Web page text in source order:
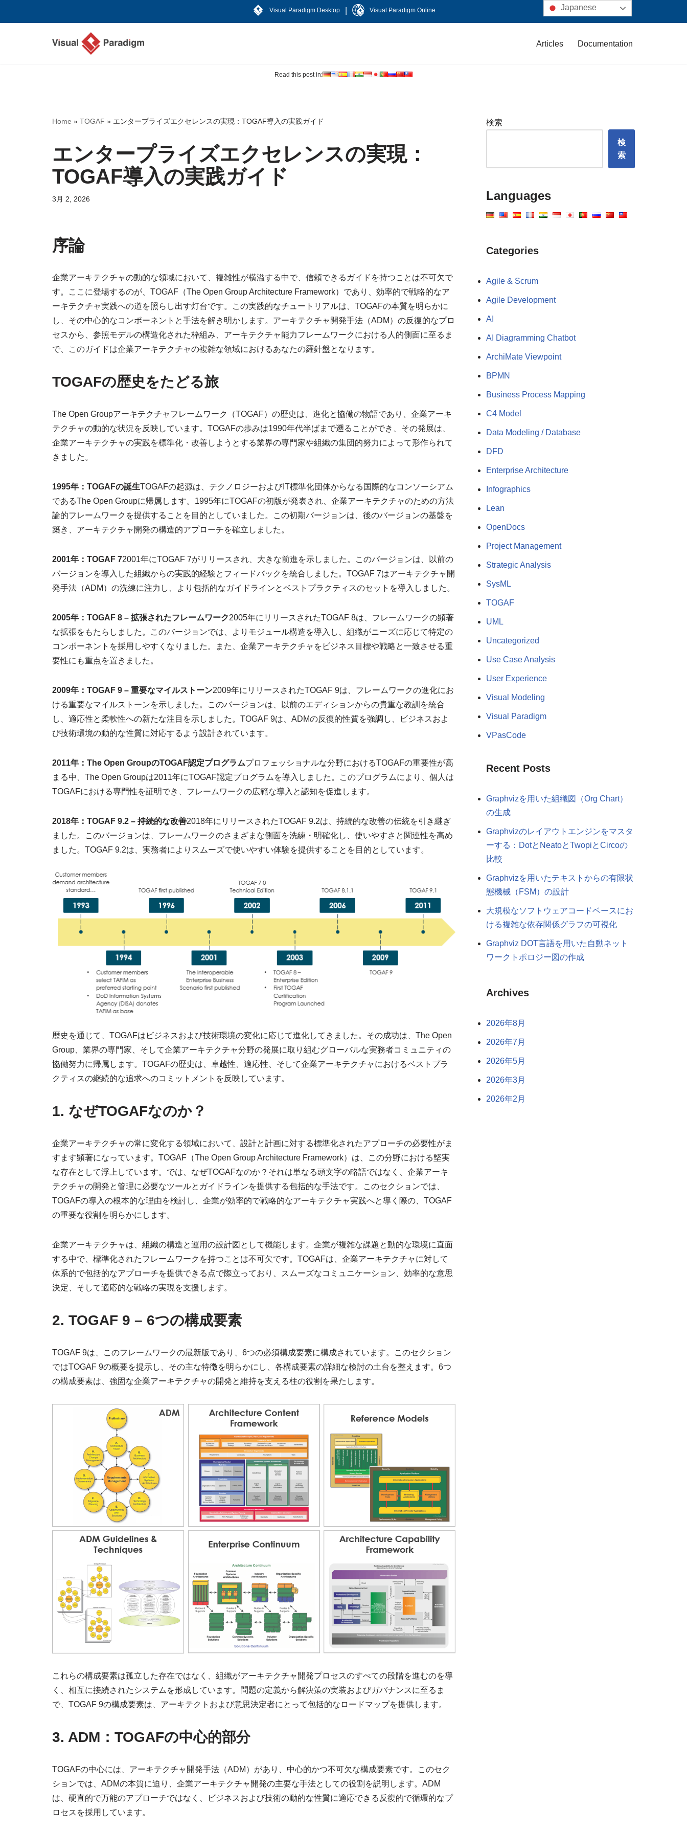
Visual Paradigm Desktop Visual Paradigm Online
Articles Documentation
Read this post in:
Home » TOGAF » エンタープライズエクセレンスの実現：TOGAF導入の実践ガイド
エンタープライズエクセレンスの実現：
TOGAF導入の実践ガイド
3月 2, 2026
序論
企業アーキテクチャの動的な領域において、複雑性が横溢する中で、信頼できるガイドを持つことは不可欠で
す。ここに登場するのが、TOGAF（The Open Group Architecture Framework）であり、効率的で戦略的なア
ーキテクチャ実践への道を照らし出す灯台です。この実践的なチュートリアルは、TOGAFの本質を明らかに
し、その中心的なコンポーネントと手法を解き明かします。アーキテクチャ開発手法（ADM）の反復的なプロ
セスから、参照モデルの構造化された枠組み、アーキテクチャ能力フレームワークにおける人的側面に至るま
で、このガイドは企業アーキテクチャの複雑な領域におけるあなたの羅針盤となります。
TOGAFの歴史をたどる旅
The Open Groupアーキテクチャフレームワーク（TOGAF）の歴史は、進化と協働の物語であり、企業アーキ
テクチャの動的な状況を反映しています。TOGAFの歩みは1990年代半ばまで遡ることができ、その発展は、
企業アーキテクチャの実践を標準化・改善しようとする業界の専門家や組織の集団的努力によって形作られて
きました。
1995年：TOGAFの誕生TOGAFの起源は、テクノロジーおよびIT標準化団体からなる国際的なコンソーシアム
であるThe Open Groupに帰属します。1995年にTOGAFの初版が発表され、企業アーキテクチャのための方法
論的フレームワークを提供することを目的としていました。この初期バージョンは、後のバージョンの基盤を
築き、アーキテクチャ開発の構造的アプローチを確立しました。
2001年：TOGAF 72001年にTOGAF 7がリリースされ、大きな前進を示しました。このバージョンは、以前の
バージョンを導入した組織からの実践的経験とフィードバックを統合しました。TOGAF 7はアーキテクチャ開
発手法（ADM）の洗練に注力し、より包括的なガイドラインとベストプラクティスのセットを導入しました。
2005年：TOGAF 8 – 拡張されたフレームワーク2005年にリリースされたTOGAF 8は、フレームワークの顕著
な拡張をもたらしました。このバージョンでは、よりモジュール構造を導入し、組織がニーズに応じて特定の
コンポーネントを採用しやすくなりました。また、企業アーキテクチャをビジネス目標や戦略と一致させる重
要性にも重点を置きました。
2009年：TOGAF 9 – 重要なマイルストーン2009年にリリースされたTOGAF 9は、フレームワークの進化にお
ける重要なマイルストーンを示しました。このバージョンは、以前のエディションからの貴重な教訓を統合
し、適応性と柔軟性への新たな注目を示しました。TOGAF 9は、ADMの反復的性質を強調し、ビジネスおよ
び技術環境の動的な性質に対応するよう設計されています。
2011年：The Open GroupのTOGAF認定プログラムプロフェッショナルな分野におけるTOGAFの重要性が高
まる中、The Open Groupは2011年にTOGAF認定プログラムを導入しました。このプログラムにより、個人は
TOGAFにおける専門性を証明でき、フレームワークの広範な導入と認知を促進します。
2018年：TOGAF 9.2 – 持続的な改善2018年にリリースされたTOGAF 9.2は、持続的な改善の伝統を引き継ぎ
ました。このバージョンは、フレームワークのさまざまな側面を洗練・明確化し、使いやすさと関連性を高め
ました。TOGAF 9.2は、実務者によりスムーズで使いやすい体験を提供することを目的としています。
歴史を通じて、TOGAFはビジネスおよび技術環境の変化に応じて進化してきました。その成功は、The Open
Group、業界の専門家、そして企業アーキテクチャ分野の発展に取り組むグローバルな実務者コミュニティの
協働努力に帰属します。TOGAFの歴史は、卓越性、適応性、そして企業アーキテクチャにおけるベストプラ
クティスの継続的な追求へのコミットメントを反映しています。
1. なぜTOGAFなのか？
企業アーキテクチャの常に変化する領域において、設計と計画に対する標準化されたアプローチの必要性がま
すます顕著になっています。TOGAF（The Open Group Architecture Framework）は、この分野における堅実
な存在として浮上しています。では、なぜTOGAFなのか？それは単なる頭文字の略語ではなく、企業アーキ
テクチャの開発と管理に必要なツールとガイドラインを提供する包括的な手法です。このセクションでは、
TOGAFの導入の根本的な理由を検討し、企業が効率的で戦略的なアーキテクチャ実践へと導く際の、TOGAF
の重要な役割を明らかにします。
企業アーキテクチャは、組織の構造と運用の設計図として機能します。企業が複雑な課題と動的な環境に直面
する中で、標準化されたフレームワークを持つことは不可欠です。TOGAFは、企業アーキテクチャに対して
体系的で包括的なアプローチを提供できる点で際立っており、スムーズなコミュニケーション、効率的な意思
決定、そして適応的な戦略の実現を支援します。
2. TOGAF 9 – 6つの構成要素
TOGAF 9は、このフレームワークの最新版であり、6つの必須構成要素に構成されています。このセクション
ではTOGAF 9の概要を提示し、その主な特徴を明らかにし、各構成要素の詳細な検討の土台を整えます。6つ
の構成要素は、強固な企業アーキテクチャの開発と維持を支える柱の役割を果たします。
これらの構成要素は孤立した存在ではなく、組織がアーキテクチャ開発プロセスのすべての段階を進むのを導
く、相互に接続されたシステムを形成しています。問題の定義から解決策の実装およびガバナンスに至るま
で、TOGAF 9の構成要素は、アーキテクトおよび意思決定者にとって包括的なロードマップを提供します。
3. ADM：TOGAFの中心的部分
TOGAFの中心には、アーキテクチャ開発手法（ADM）があり、中心的かつ不可欠な構成要素です。このセク
ションでは、ADMの本質に迫り、企業アーキテクチャ開発の主要な手法としての役割を説明します。ADM
は、硬直的で万能のアプローチではなく、ビジネスおよび技術の動的な性質に適応できる反復的で循環的なプ
ロセスを採用しています。
検索
検
索
Languages
Categories
Agile & Scrum
Agile Development
AI
AI Diagramming Chatbot
ArchiMate Viewpoint
BPMN
Business Process Mapping
C4 Model
Data Modeling / Database
DFD
Enterprise Architecture
Infographics
Lean
OpenDocs
Project Management
Strategic Analysis
SysML
TOGAF
UML
Uncategorized
Use Case Analysis
User Experience
Visual Modeling
Visual Paradigm
VPasCode
Recent Posts
Graphvizを用いた組織図（Org Chart）
の生成
Graphvizのレイアウトエンジンをマスタ
ーする：DotとNeatoとTwopiとCircoの
比較
Graphvizを用いたテキストからの有限状
態機械（FSM）の設計
大規模なソフトウェアコードベースにお
ける複雑な依存関係グラフの可視化
Graphviz DOT言語を用いた自動ネット
ワークトポロジー図の作成
Archives
2026年8月
2026年7月
2026年5月
2026年3月
2026年2月
Japanese